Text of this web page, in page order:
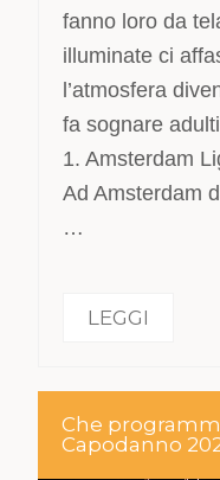
fanno loro da
illuminate ci
l’atmosfera
fa sognare
1. Amsterdam
Ad Amsterdam
…
LEGGI
Che
Capodanno